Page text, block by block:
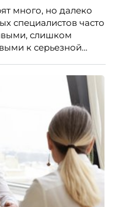
много, но далеко
специалистов часто
слишком
к серьезной
Марина Ускова,
персонала
самые
и объясняет,
мешают
сильных